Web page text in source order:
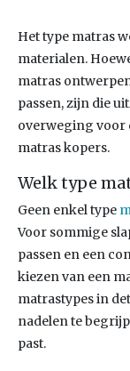
Het type matras
materialen.
matras
passen, zijn die
overweging voor
matras kopers.
Welk type
Geen enkel type
Voor sommige
passen en een
kiezen van een
matrastypes in
nadelen te
past.